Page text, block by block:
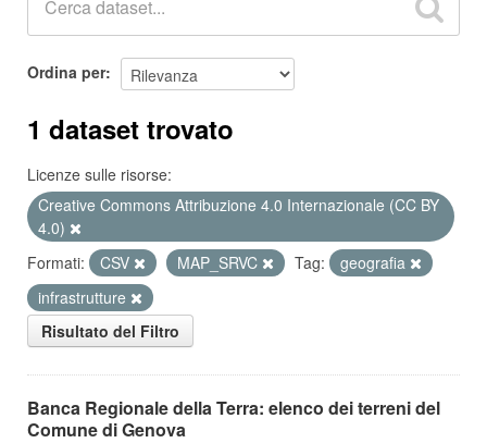
Ordina per
1 dataset trovato
Licenze sulle risorse:
Creative Commons Attribuzione 4.0 Internazionale (CC BY
4.0)
Formati:
CSV MAP_SRVC Tag:
geografia
infrastrutture
Risultato del Filtro
Banca Regionale della Terra: elenco dei terreni del
Comune di Genova